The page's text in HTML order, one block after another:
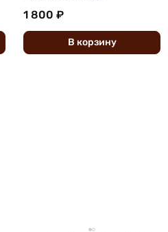
1 800 ₽
В корзину